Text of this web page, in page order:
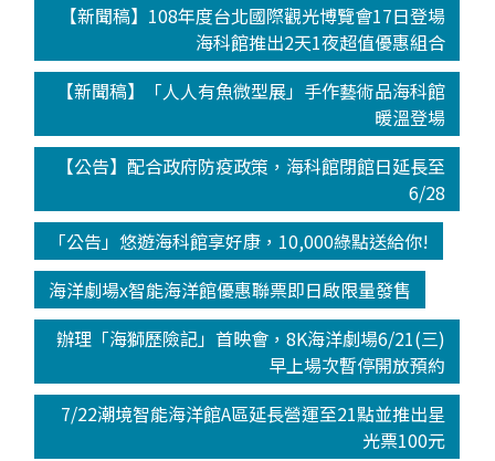
【新聞稿】108年度台北國際觀光博覽會17日登場
海科館推出2天1夜超值優惠組合
【新聞稿】「人人有魚微型展」手作藝術品海科館
暖溫登場
【公告】配合政府防疫政策，海科館閉館日延長至
6/28
「公告」悠遊海科館享好康，10,000綠點送給你!
海洋劇場x智能海洋館優惠聯票即日啟限量發售
辦理「海獅歷險記」首映會，8K海洋劇場6/21(三)
早上場次暫停開放預約
7/22潮境智能海洋館A區延長營運至21點並推出星
光票100元